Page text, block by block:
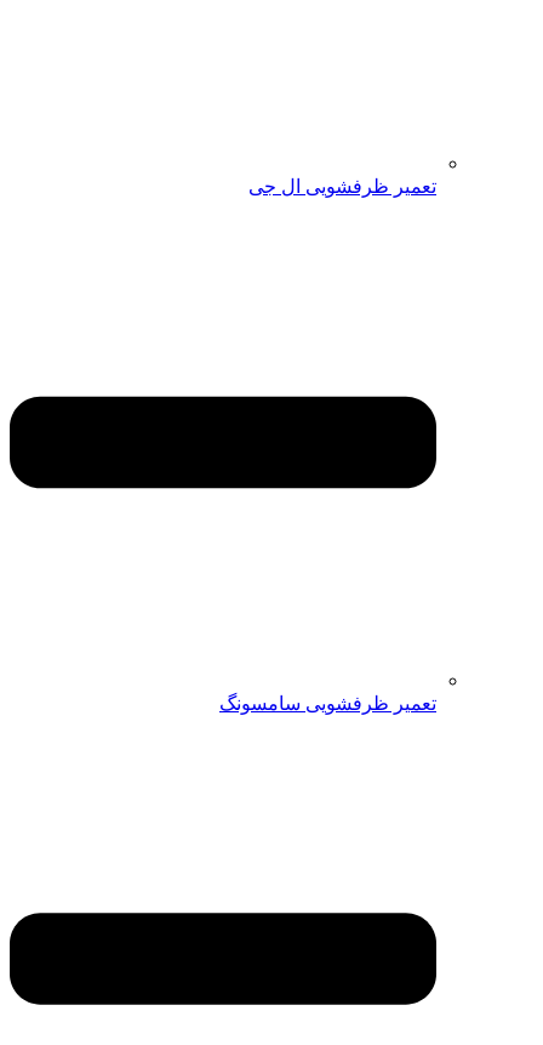
تعمیر ظرفشویی ال جی
تعمیر ظرفشویی سامسونگ